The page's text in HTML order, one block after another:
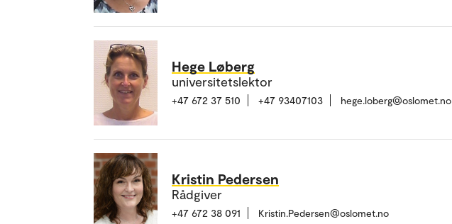
Hege Løberg
universitetslektor
+47 672 37 510 +47 93407103 hege.loberg@oslomet.no
Kristin Pedersen
Rådgiver
+47 672 38 091 Kristin.Pedersen@oslomet.no